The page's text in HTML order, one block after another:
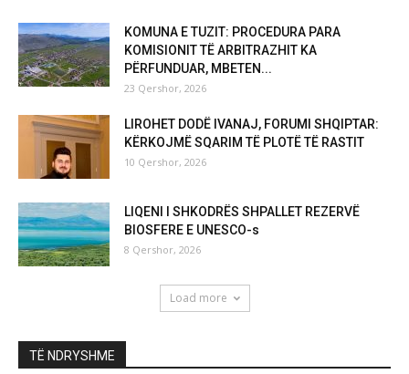
KOMUNA E TUZIT: PROCEDURA PARA
KOMISIONIT TË ARBITRAZHIT KA
PËRFUNDUAR, MBETEN...
23 Qershor, 2026
LIROHET DODË IVANAJ, FORUMI SHQIPTAR:
KËRKOJMË SQARIM TË PLOTË TË RASTIT
10 Qershor, 2026
LIQENI I SHKODRËS SHPALLET REZERVË
BIOSFERE E UNESCO-s
8 Qershor, 2026
Load more
TË NDRYSHME